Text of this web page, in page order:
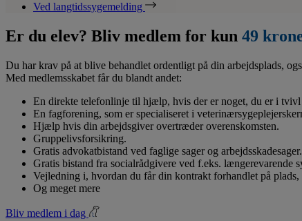
Ved langtidssygemelding
Er du elev? Bliv medlem for kun 49
Du har krav på at blive behandlet ordentligt på din arbejdsplads,
Med medlemsskabet får du blandt andet:
En direkte telefonlinje til hjælp, hvis der er noget, du er i tvivl
En fagforening, som er specialiseret i
Hjælp hvis din arbejdsgiver overtræder overenskomsten.
Gruppelivsforsikring.
Gratis advokatbistand ved faglige sager og arbejdsskadesager.
Gratis bistand fra socialrådgivere ved f.eks. længerevarende
Vejledning i, hvordan du får din kontrakt forhandlet på
Og meget mere
Bliv medlem i dag